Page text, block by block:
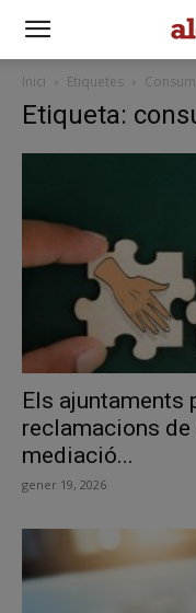
Inici Etiquetes Consum
Etiqueta:
Els ajuntaments
reclamacions
mediació...
gener 19, 2026